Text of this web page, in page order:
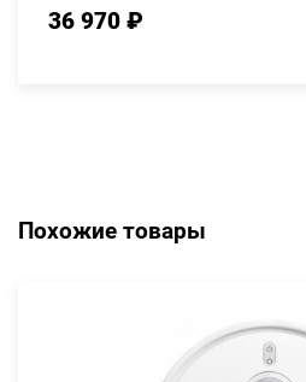
36 970 ₽
Похожие товары